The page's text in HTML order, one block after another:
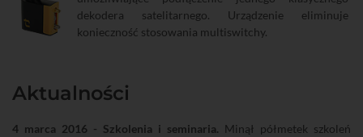
dekodera satelitarnego. Urządzenie eliminuje
konieczność stosowania multiswitchy.
Aktualności
4 marca 2016 - Szkolenia i seminaria. Minął półmetek szkoleń